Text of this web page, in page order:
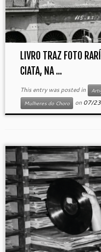
LIVRO TRAZ FOTO
CIATA, NA ...
This entry was posted in
Mulheres do Choro
on 07/